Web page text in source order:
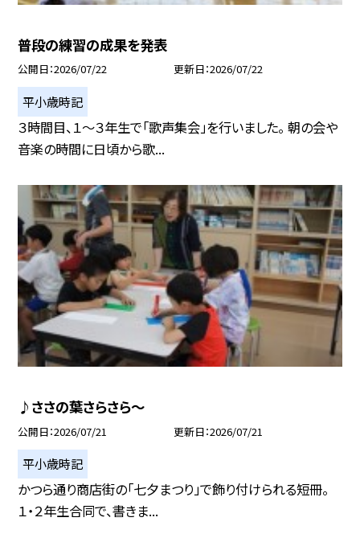
普段の練習の成果を発表
公開日 2026/07/22 更新日 2026/07/22
平小歳時記
３時間目、１～３年生で「歌声集会」を行いました。 朝の会や
音楽の時間に日頃から歌...
♪ささの葉さらさら～
公開日 2026/07/21 更新日 2026/07/21
平小歳時記
かつら通り商店街の「七夕まつり」で飾り付けられる短冊。
１・２年生合同で、書きま...